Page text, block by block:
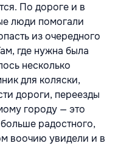
По дороге и в
люди помогали
из очередного
где нужна была
несколько
для коляски,
дороги, переезды
городу — это
радостного,
воочию увидели и в